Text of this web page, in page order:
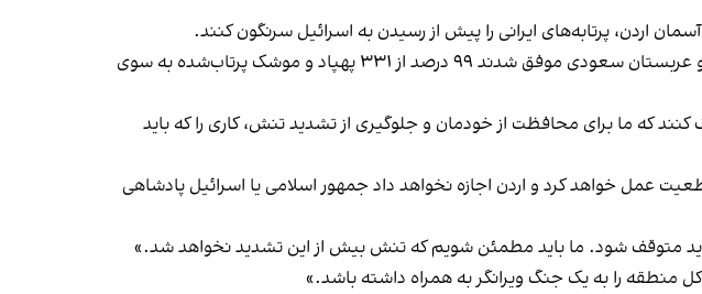
اردن، پرتابه‌های ایرانی را پیش از رسیدن به اسرائیل سرنگون کنند.
مقام‌های اسرائیلی وغربی می‌گویند که ائتلافی متشکل از اسرائیل، آمریکا، بریتانیا، فرانسه، اردن و عربستان سعودی موفق شدند ۹۹ درصد از ۳۳۱ پهپاد و موشک پرتاب‌شده به سوی
که ما برای محافظت از خودمان و جلوگیری از تشدید تنش، کاری را که باید
عمل خواهد کرد و اردن اجازه نخواهد داد جمهور اسلامی یا اسرائیل پادشاهی
متوقف شود. ما باید مطمئن شویم که تنش بیش از این تشدید نخواهد شد.»
منطقه را به یک جنگ ویرانگر به همراه داشته باشد.»